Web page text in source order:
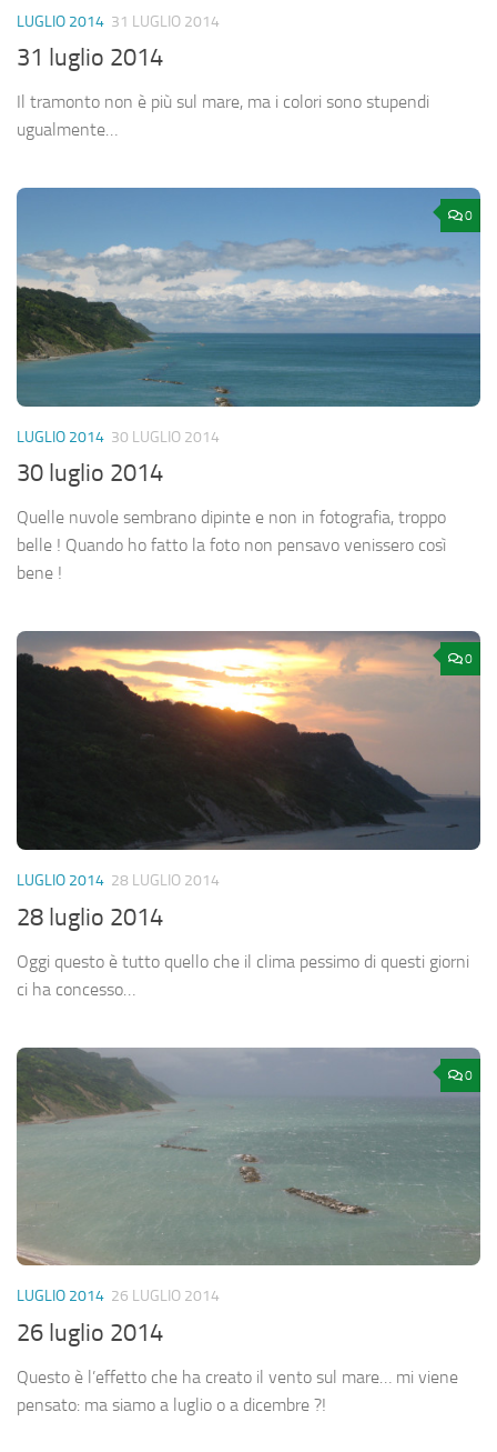
LUGLIO 2014 31 LUGLIO 2014
31 luglio 2014
Il tramonto non è più sul mare, ma i colori sono stupendi
ugualmente…
0
LUGLIO 2014 30 LUGLIO 2014
30 luglio 2014
Quelle nuvole sembrano dipinte e non in fotografia, troppo
belle ! Quando ho fatto la foto non pensavo venissero così
bene !
0
LUGLIO 2014 28 LUGLIO 2014
28 luglio 2014
Oggi questo è tutto quello che il clima pessimo di questi giorni
ci ha concesso…
0
LUGLIO 2014 26 LUGLIO 2014
26 luglio 2014
Questo è l’effetto che ha creato il vento sul mare… mi viene
pensato: ma siamo a luglio o a dicembre ?!